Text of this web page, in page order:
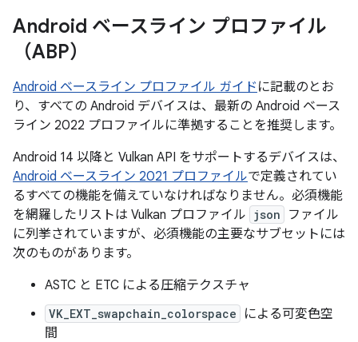
Android ベースライン プロファイル
（ABP）
Android ベースライン プロファイル ガイド に記載のとお
り、すべての Android デバイスは、最新の Android ベース
ライン 2022 プロファイルに準拠することを推奨します。
Android 14 以降と Vulkan API をサポートするデバイスは、
Android ベースライン 2021 プロファイルで定義されてい
るすべての機能を備えていなければなりません。必須機能
を網羅したリストは Vulkan プロファイル json
ファイル
に列挙されていますが、必須機能の主要なサブセットには
次のものがあります。
ASTC と ETC による圧縮テクスチャ
VK_EXT_swapchain_colorspace
による可変色空
間